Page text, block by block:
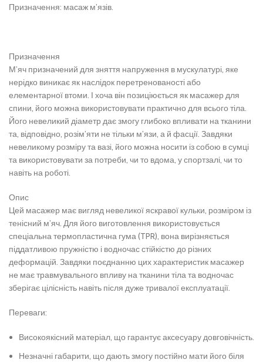
Призначення: масаж м’язів.
Призначення
М’яч призначений для зняття напруження в мускулатурі, яке
нерідко виникає як наслідок перетренованості або
елементарної втоми. І хоча він позиціюється як масажер для
спини, його можна використовувати практично для всього тіла.
Його невеликий діаметр дає змогу глибоко впливати на тканини
та, відповідно, розім’яти не тільки м’язи, а й фасції. Завдяки
невеликому розміру та вазі, його можна носити із собою в сумці
та використовувати за потреби, чи то вдома, у спортзалі, чи то
навіть на роботі.
Опис
Цей масажер має вигляд невеликої яскравої кульки, розміром із
тенісний м’яч. Для його виготовлення використовується
спеціальна термопластична гума (TPR), вона вирізняється
піддатливою пружністю і водночас стійкістю до різних
деформацій. Завдяки поєднанню цих характеристик масажер
не має травмувального впливу на тканини тіла та водночас
зберігає цілісність навіть після дуже тривалої експлуатації.
Переваги:
Високоякісний матеріал, що гарантує аксесуару довговічність.
Незначні габарити, що дають змогу постійно мати його біля